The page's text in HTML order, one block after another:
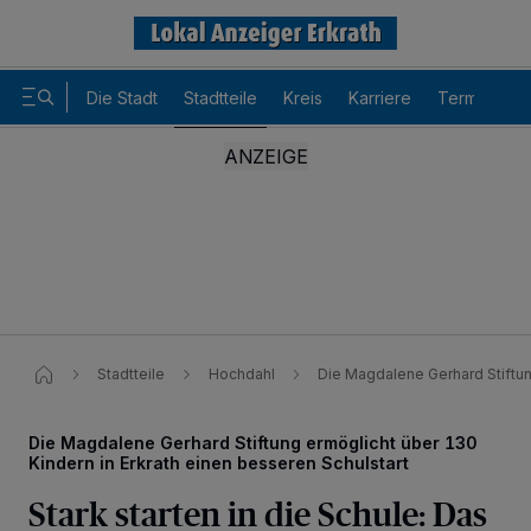
Die Stadt Stadtteile Kreis Karriere Termine
Stadtteile Hochdahl Die Magdalene Gerhard
Die Magdalene Gerhard Stiftung ermöglicht über 130
Kindern in Erkrath einen besseren Schulstart
Stark starten in die Schule: Das